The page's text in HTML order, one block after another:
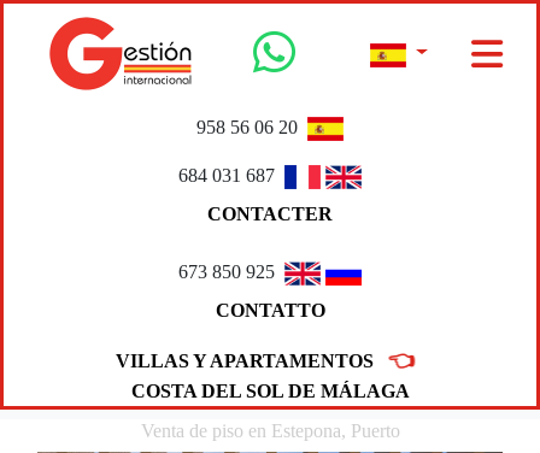
958 56 06 20
684 031 687
CONTACTER
673 850 925
CONTATTO
VILLAS Y APARTAMENTOS 👈
COSTA DEL SOL DE MÁLAGA
Venta de piso en Estepona, Puerto